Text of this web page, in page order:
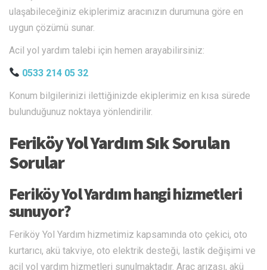
ulaşabileceğiniz ekiplerimiz aracınızın durumuna göre en
uygun çözümü sunar.
Acil yol yardım talebi için hemen arayabilirsiniz:
0533 214 05 32
Konum bilgilerinizi ilettiğinizde ekiplerimiz en kısa sürede
bulunduğunuz noktaya yönlendirilir.
Feriköy Yol Yardım Sık Sorulan
Sorular
Feriköy Yol Yardım hangi hizmetleri
sunuyor?
Feriköy Yol Yardım hizmetimiz kapsamında oto çekici, oto
kurtarıcı, akü takviye, oto elektrik desteği, lastik değişimi ve
acil yol yardım hizmetleri sunulmaktadır. Araç arızası, akü